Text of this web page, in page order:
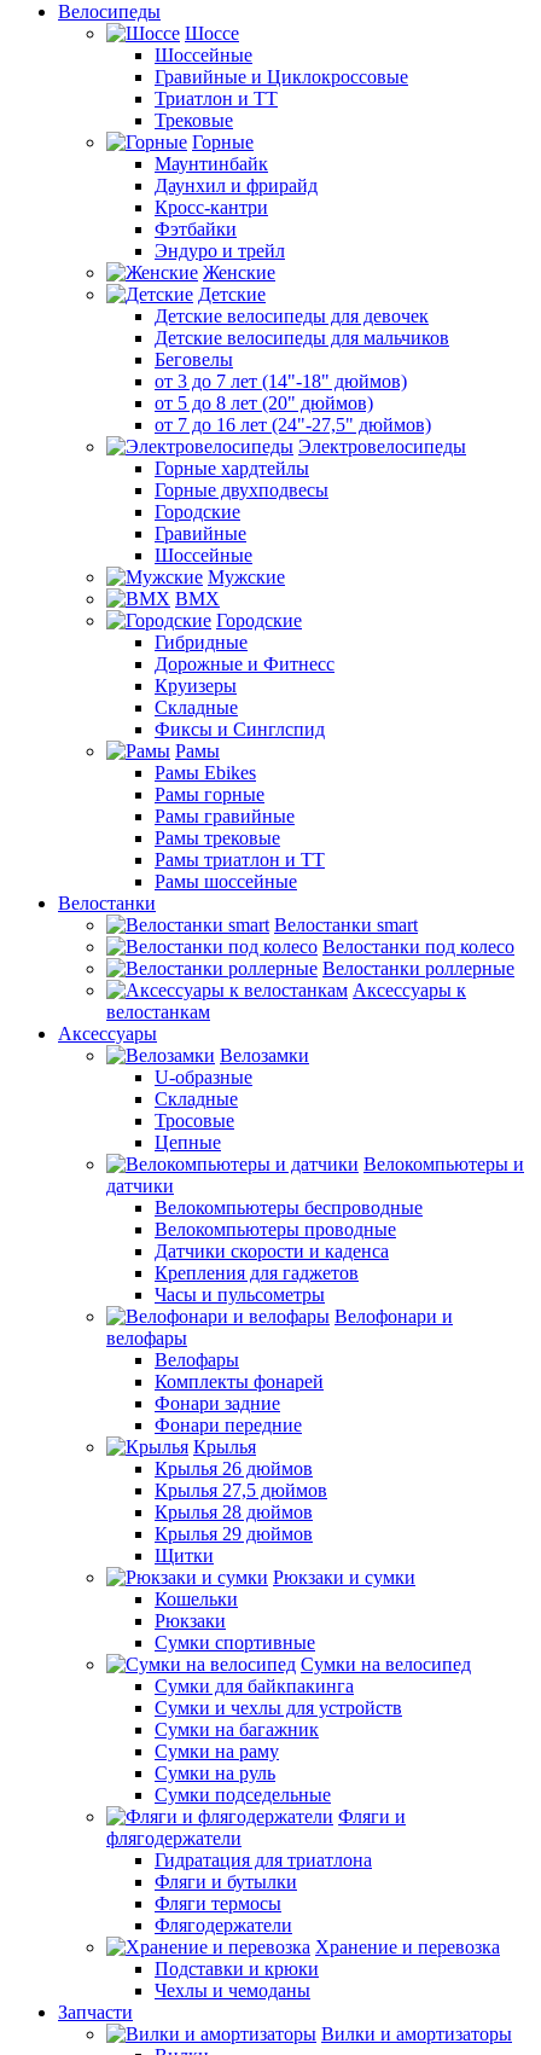
Велосипеды
Шоссе
Шоссейные
Гравийные и Циклокроссовые
Триатлон и ТТ
Трековые
Горные
Маунтинбайк
Даунхил и фрирайд
Кросс-кантри
Фэтбайки
Эндуро и трейл
Женские
Детские
Детские велосипеды для девочек
Детские велосипеды для мальчиков
Беговелы
от 3 до 7 лет (14"-18" дюймов)
от 5 до 8 лет (20" дюймов)
от 7 до 16 лет (24"-27,5" дюймов)
Электровелосипеды
Горные хардтейлы
Горные двухподвесы
Городские
Гравийные
Шоссейные
Мужские
BMX
Городские
Гибридные
Дорожные и Фитнесс
Круизеры
Складные
Фиксы и Синглспид
Рамы
Рамы Ebikes
Рамы горные
Рамы гравийные
Рамы трековые
Рамы триатлон и ТТ
Рамы шоссейные
Велостанки
Велостанки smart
Велостанки под колесо
Велостанки роллерные
Аксессуары к
велостанкам
Аксессуары
Велозамки
U-образные
Складные
Тросовые
Цепные
Велокомпьютеры и
датчики
Велокомпьютеры беспроводные
Велокомпьютеры проводные
Датчики скорости и каденса
Крепления для гаджетов
Часы и пульсометры
Велофонари и
велофары
Велофары
Комплекты фонарей
Фонари задние
Фонари передние
Крылья
Крылья 26 дюймов
Крылья 27,5 дюймов
Крылья 28 дюймов
Крылья 29 дюймов
Щитки
Рюкзаки и сумки
Кошельки
Рюкзаки
Сумки спортивные
Сумки на велосипед
Сумки для байкпакинга
Сумки и чехлы для устройств
Сумки на багажник
Сумки на раму
Сумки на руль
Сумки подседельные
Фляги и
флягодержатели
Гидратация для триатлона
Фляги и бутылки
Фляги термосы
Флягодержатели
Хранение и перевозка
Подставки и крюки
Чехлы и чемоданы
Запчасти
Вилки и амортизаторы